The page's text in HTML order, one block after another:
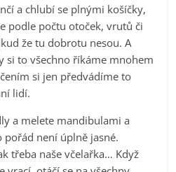
a chlubí se plnými košíčky,
podle počtu otoček, vrutů či
že tu dobrotu nesou. A
si to všechno říkáme mnohem
si jen předvádíme to
lidí.
a melete mandibulami a
není úplně jasné.
třeba naše včelařka… Když